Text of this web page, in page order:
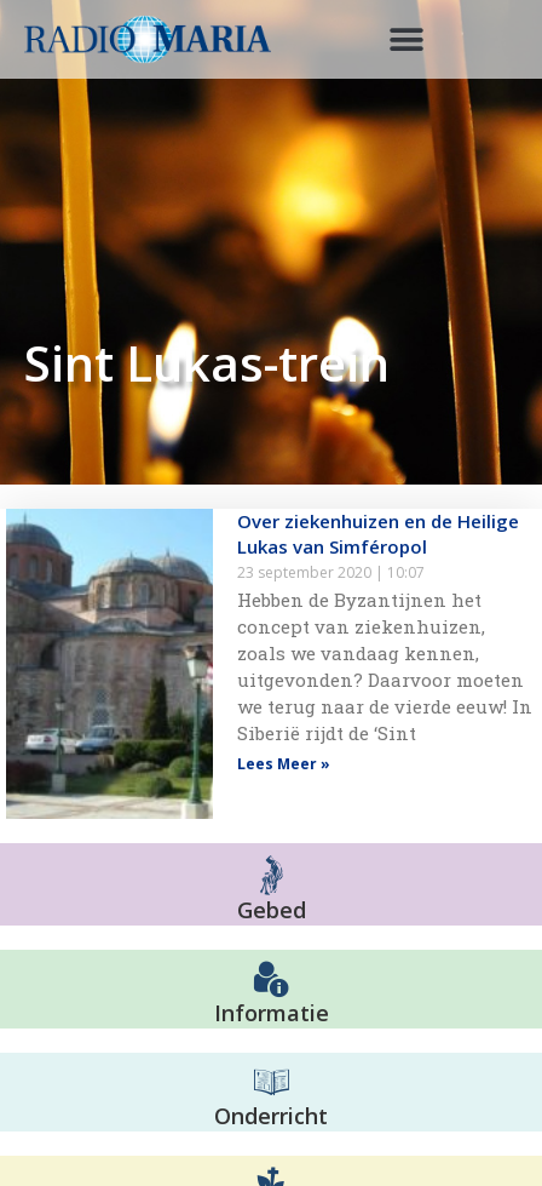
Sint Lukas-trein
Over ziekenhuizen en de Heilige
Lukas van Simféropol
23 september 2020 10:07
Hebben de Byzantijnen het
concept van ziekenhuizen,
zoals we vandaag kennen,
uitgevonden? Daarvoor moeten
we terug naar de vierde eeuw! In
Siberië rijdt de ‘Sint
Lees Meer »
Gebed
Informatie
Onderricht